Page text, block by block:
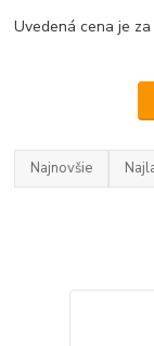
Uvedená cena je
Najnovšie